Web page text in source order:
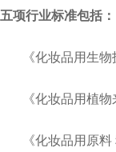
五项行业标准包括：
《化妆品用生
《化妆品用植
《化妆品用原料